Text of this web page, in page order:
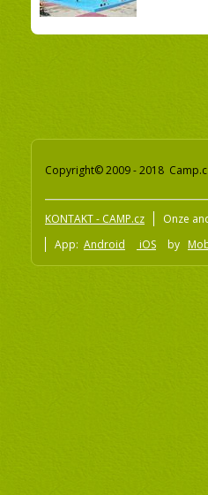
Copyright© 2009 - 2018
KONTAKT - CAMP.cz Onze
App: Android iOS by